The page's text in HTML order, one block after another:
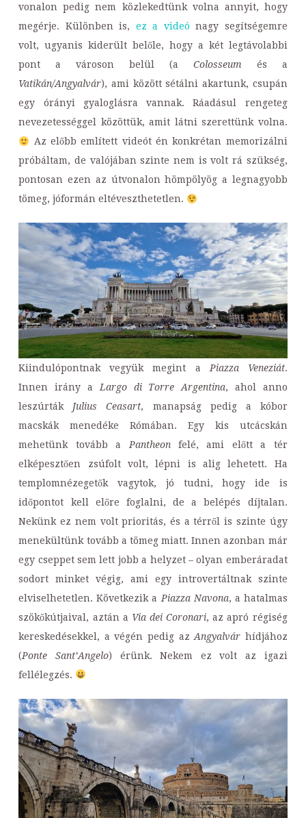
vonalon pedig nem közlekedtünk volna annyit, hogy
megérje. Különben is, ez a videó nagy segítségemre
volt, ugyanis kiderült belőle, hogy a két legtávolabbi
pont a városon belül (a Colosseum és a
Vatikán/Angyalvár), ami között sétálni akartunk, csupán
egy órányi gyaloglásra vannak. Ráadásul rengeteg
nevezetességgel közöttük, amit látni szerettünk volna.
Az előbb említett videót én konkrétan memorizálni
próbáltam, de valójában szinte nem is volt rá szükség,
pontosan ezen az útvonalon hömpölyög a legnagyobb
tömeg, jóformán eltéveszthetetlen.
Kiindulópontnak vegyük megint a Piazza Veneziát.
Innen irány a Largo di Torre Argentina, ahol anno
leszúrták Julius Ceasart, manapság pedig a kóbor
macskák menedéke Rómában. Egy kis utcácskán
mehetünk tovább a Pantheonfelé, ami előtt a tér
elképesztően zsúfolt volt, lépni is alig lehetett. Ha
templomnézegetők vagytok, jó tudni, hogy ide is
időpontot kell előre foglalni, de a belépés díjtalan.
Nekünk ez nem volt prioritás, és a térről is szinte úgy
menekültünk tovább a tömeg miatt. Innen azonban már
egy cseppet sem lett jobb a helyzet – olyan emberáradat
sodort minket végig, ami egy introvertáltnak szinte
elviselhetetlen. Következik a Piazza Navona, a hatalmas
szökőkútjaival, aztán a Via dei Coronari, az apró régiség
kereskedésekkel, a végén pedig azAngyalvár hídjához
(Ponte Sant’Angelo) érünk. Nekem ez volt az igazi
fellélegzés.